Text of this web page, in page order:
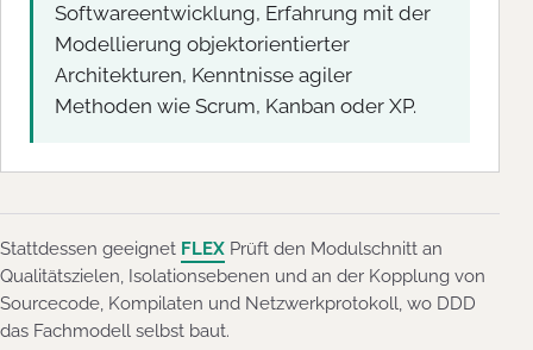
Softwareentwicklung, Erfahrung mit der
Modellierung objektorientierter
Architekturen, Kenntnisse agiler
Methoden wie Scrum, Kanban oder XP.
Stattdessen geeignet FLEX Prüft den Modulschnitt an
Qualitätszielen, Isolationsebenen und an der Kopplung von
Sourcecode, Kompilaten und Netzwerkprotokoll, wo DDD
das Fachmodell selbst baut.